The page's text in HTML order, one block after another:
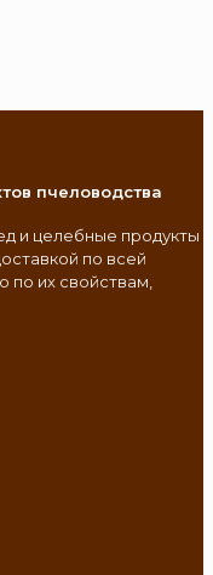
пчеловодства
и целебные продукты
по всей
их свойствам,